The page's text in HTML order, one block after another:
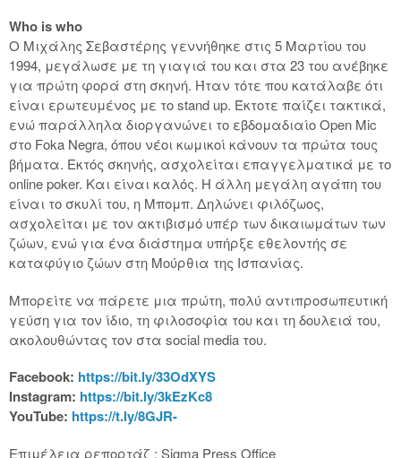
Who is who
Ο Μιχάλης Σεβαστέρης γεννήθηκε στις 5 Μαρτίου του
1994, μεγάλωσε με τη γιαγιά του και στα 23 του ανέβηκε
για πρώτη φορά στη σκηνή. Ήταν τότε που κατάλαβε ότι
είναι ερωτευμένος με το stand up. Έκτοτε παίζει τακτικά,
ενώ παράλληλα διοργανώνει το εβδομαδιαίο Open Mic
στο Foka Negra, όπου νέοι κωμικοί κάνουν τα πρώτα τους
βήματα. Εκτός σκηνής, ασχολείται επαγγελματικά με το
online poker. Και είναι καλός. Η άλλη μεγάλη αγάπη του
είναι το σκυλί του, η Μπομπ. Δηλώνει φιλόζωος,
ασχολείται με τον ακτιβισμό υπέρ των δικαιωμάτων των
ζώων, ενώ για ένα διάστημα υπήρξε εθελοντής σε
καταφύγιο ζώων στη Μούρθια της Ισπανίας.
Μπορείτε να πάρετε μια πρώτη, πολύ αντιπροσωπευτική
γεύση για τον ίδιο, τη φιλοσοφία του και τη δουλειά του,
ακολουθώντας τον στα social media του.
Facebook: https://bit.ly/33OdXYS
Instagram: https://bit.ly/3kEzKc8
YouTube: https://t.ly/8GJR-
Επιμέλεια ρεπορτάζ : Sigma Press Office